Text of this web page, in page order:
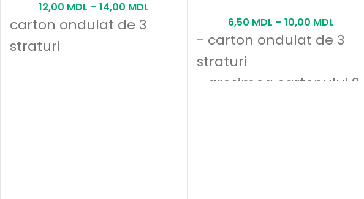
12,00 MDL – 14,00 MDL
carton ondulat de 3
straturi
6,50 MDL – 10,00 MDL
- carton ondulat de 3
straturi
- grosimea cartonului 2